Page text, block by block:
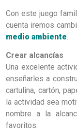
Con este juego
cuenta iremos
medio ambiente.
Crear alcancías
Una excelente
enseñarles a
cartulina, cartón,
la actividad sea
nombre a la
favoritos.